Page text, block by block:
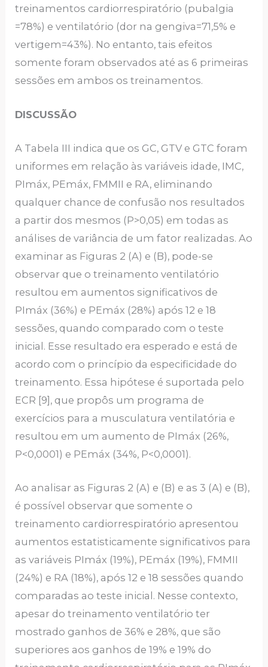
treinamentos cardiorrespiratório (pubalgia
=78%) e ventilatório (dor na gengiva=71,5% e
vertigem=43%). No entanto, tais efeitos
somente foram observados até as 6 primeiras
sessões em ambos os treinamentos.
DISCUSSÃO
A Tabela III indica que os GC, GTV e GTC foram
uniformes em relação às variáveis idade, IMC,
PImáx, PEmáx, FMMII e RA, eliminando
qualquer chance de confusão nos resultados
a partir dos mesmos (P>0,05) em todas as
análises de variância de um fator realizadas. Ao
examinar as Figuras 2 (A) e (B), pode-se
observar que o treinamento ventilatório
resultou em aumentos significativos de
PImáx (36%) e PEmáx (28%) após 12 e 18
sessões, quando comparado com o teste
inicial. Esse resultado era esperado e está de
acordo com o princípio da especificidade do
treinamento. Essa hipótese é suportada pelo
ECR [9], que propôs um programa de
exercícios para a musculatura ventilatória e
resultou em um aumento de PImáx (26%,
P<0,0001) e PEmáx (34%, P<0,0001).
Ao analisar as Figuras 2 (A) e (B) e as 3 (A) e (B),
é possível observar que somente o
treinamento cardiorrespiratório apresentou
aumentos estatisticamente significativos para
as variáveis PImáx (19%), PEmáx (19%), FMMII
(24%) e RA (18%), após 12 e 18 sessões quando
comparadas ao teste inicial. Nesse contexto,
apesar do treinamento ventilatório ter
mostrado ganhos de 36% e 28%, que são
superiores aos ganhos de 19% e 19% do